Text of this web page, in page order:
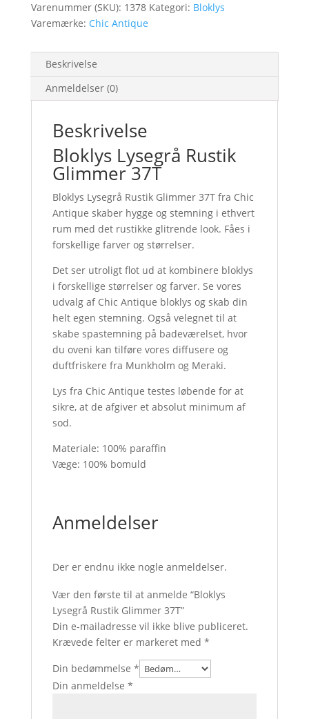
Varenummer (SKU): 1378 Kategori: Bloklys
Varemærke: Chic Antique
Beskrivelse
Anmeldelser (0)
Beskrivelse
Bloklys Lysegrå Rustik
Glimmer 37T
Bloklys Lysegrå Rustik Glimmer 37T fra Chic
Antique skaber hygge og stemning i ethvert
rum med det rustikke glitrende look. Fåes i
forskellige farver og størrelser.
Det ser utroligt flot ud at kombinere bloklys
i forskellige størrelser og farver. Se vores
udvalg af Chic Antique bloklys og skab din
helt egen stemning. Også velegnet til at
skabe spastemning på badeværelset, hvor
du oveni kan tilføre vores diffusere og
duftfriskere fra Munkholm og Meraki.
Lys fra Chic Antique testes løbende for at
sikre, at de afgiver et absolut minimum af
sod.
Materiale: 100% paraffin
Væge: 100% bomuld
Anmeldelser
Der er endnu ikke nogle anmeldelser.
Vær den første til at anmelde “Bloklys
Lysegrå Rustik Glimmer 37T”
Din e-mailadresse vil ikke blive publiceret.
Krævede felter er markeret med *
Din bedømmelse *
Din anmeldelse *